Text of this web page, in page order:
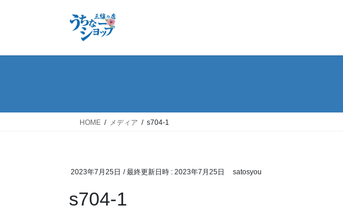
HOME メディア s704-1
2023年7月25日 / 最終更新日時 : 2023年7月25日 satosyou
s704-1